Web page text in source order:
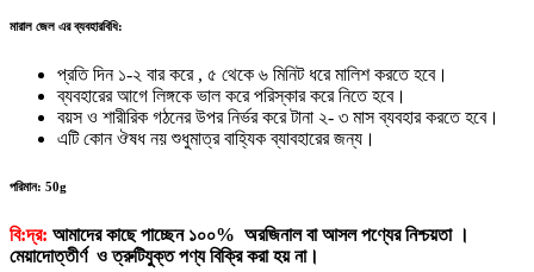
মারাল জেল এর ব্যবহারবিধি:
প্রতি দিন ১-২ বার করে , ৫ থেকে ৬ মিনিট ধরে মালিশ করতে হবে।
ব্যবহারের আগে লিঙ্গকে ভাল করে পরিস্কার করে নিতে হবে।
বয়স ও শারীরিক গঠনের উপর নির্ভর করে টানা ২- ৩ মাস ব্যবহার করতে হবে।
এটি কোন ঔষধ নয় শুধুমাত্র বাহ্যিক ব্যাবহারের জন্য।
পরিমান: 50g
বি:দ্র: আমাদের কাছে পাচ্ছেন ১০০% অরজিনাল বা আসল পণ্যের নিশ্চয়তা ।
মেয়াদোত্তীর্ণ ও ত্রুটিযুক্ত পণ্য বিক্রি করা হয় না।